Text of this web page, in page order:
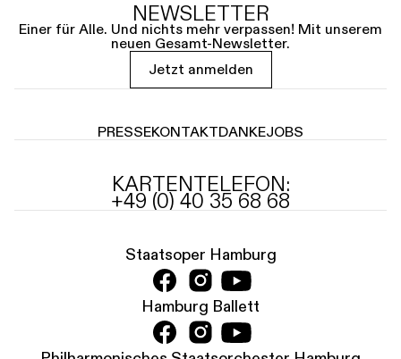
NEWSLETTER
Einer für Alle. Und nichts mehr verpassen! Mit unserem
neuen Gesamt-Newsletter.
Jetzt anmelden
PRESSEKONTAKTDANKEJOBS
KARTENTELEFON:
+49 (0) 40 35 68 68
Staatsoper Hamburg
Hamburg Ballett